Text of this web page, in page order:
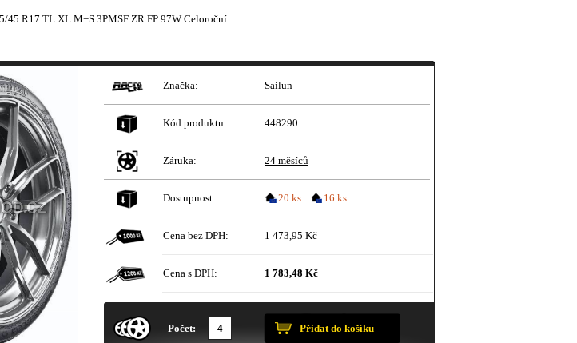
45 R17 TL XL M+S 3PMSF ZR FP 97W Celoroční
Značka: Sailun
Kód produktu: 448290
Záruka: 24 měsíců
Dostupnost: 20 ks 16 ks
Cena bez DPH: 1 473,95 Kč
Cena s DPH: 1 783,48 Kč
Počet: Přidat do košíku